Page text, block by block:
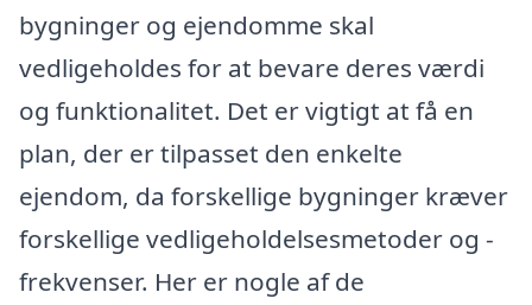
bygninger og ejendomme skal
vedligeholdes for at bevare deres værdi
og funktionalitet. Det er vigtigt at få en
plan, der er tilpasset den enkelte
ejendom, da forskellige bygninger kræver
forskellige vedligeholdelsesmetoder og -
frekvenser. Her er nogle af de